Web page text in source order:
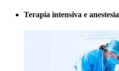
Terapia intensiva e anestesia